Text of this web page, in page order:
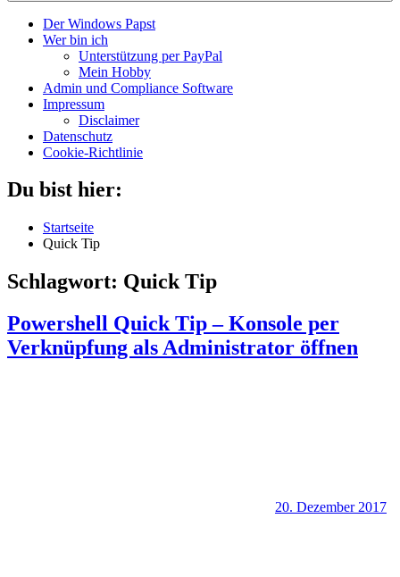
Der Windows Papst
Wer bin ich
Unterstützung per PayPal
Mein Hobby
Admin und Compliance Software
Impressum
Disclaimer
Datenschutz
Cookie-Richtlinie
Du bist hier:
Startseite
Quick Tip
Schlagwort: Quick Tip
Powershell Quick Tip – Konsole per
Verknüpfung als Administrator öffnen
20. Dezember 2017